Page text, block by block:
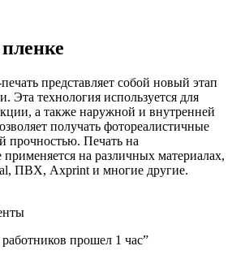
представляет собой новый этап
Эта технология используется для
а также наружной и внутренней
получать фотореалистичные
прочностью. Печать на
на различных материалах,
ПВХ, Axprint и многие другие.
прошел 1 час”